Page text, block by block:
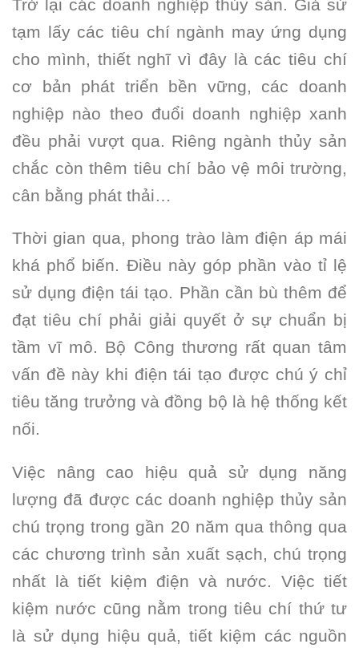
Trở lại các doanh nghiệp thủy sản. Giả sử
tạm lấy các tiêu chí ngành may ứng dụng
cho mình, thiết nghĩ vì đây là các tiêu chí
cơ bản phát triển bền vững, các doanh
nghiệp nào theo đuổi doanh nghiệp xanh
đều phải vượt qua. Riêng ngành thủy sản
chắc còn thêm tiêu chí bảo vệ môi trường,
cân bằng phát thải…
Thời gian qua, phong trào làm điện áp mái
khá phổ biến. Điều này góp phần vào tỉ lệ
sử dụng điện tái tạo. Phần cần bù thêm để
đạt tiêu chí phải giải quyết ở sự chuẩn bị
tầm vĩ mô. Bộ Công thương rất quan tâm
vấn đề này khi điện tái tạo được chú ý chỉ
tiêu tăng trưởng và đồng bộ là hệ thống kết
nối.
Việc nâng cao hiệu quả sử dụng năng
lượng đã được các doanh nghiệp thủy sản
chú trọng trong gần 20 năm qua thông qua
các chương trình sản xuất sạch, chú trọng
nhất là tiết kiệm điện và nước. Việc tiết
kiệm nước cũng nằm trong tiêu chí thứ tư
là sử dụng hiệu quả, tiết kiệm các nguồn